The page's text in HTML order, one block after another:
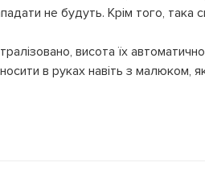
не будуть. Крім того,
висота їх
в руках навіть з малюком,